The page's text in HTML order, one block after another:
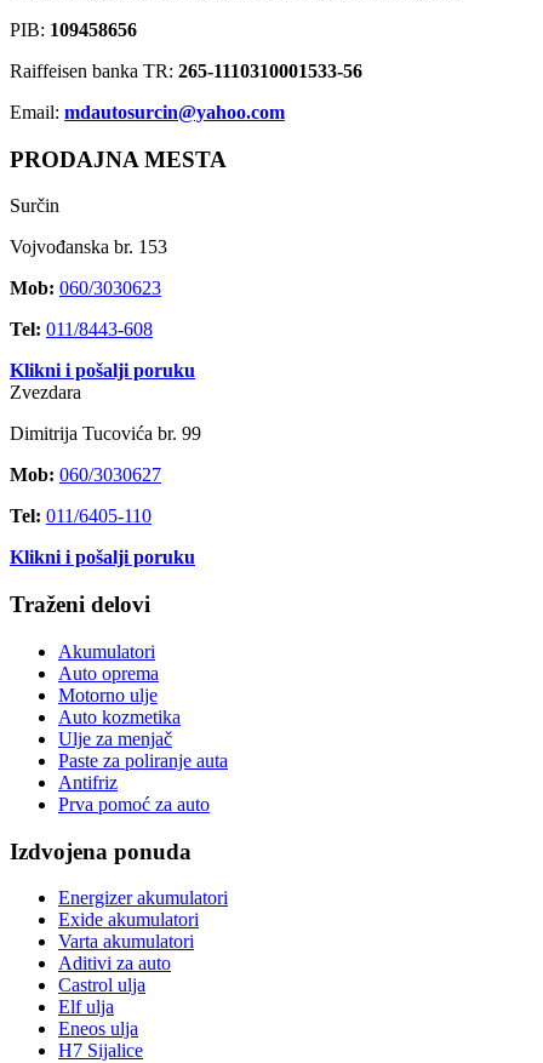
PIB: 109458656
Raiffeisen banka TR: 265-1110310001533-56
Email: mdautosurcin@yahoo.com
PRODAJNA MESTA
Surčin
Vojvođanska br. 153
Mob: 060/3030623
Tel: 011/8443-608
Klikni i pošalji poruku
Zvezdara
Dimitrija Tucovića br. 99
Mob: 060/3030627
Tel: 011/6405-110
Klikni i pošalji poruku
Traženi delovi
Akumulatori
Auto oprema
Motorno ulje
Auto kozmetika
Ulje za menjač
Paste za poliranje auta
Antifriz
Prva pomoć za auto
Izdvojena ponuda
Energizer akumulatori
Exide akumulatori
Varta akumulatori
Aditivi za auto
Castrol ulja
Elf ulja
Eneos ulja
H7 Sijalice